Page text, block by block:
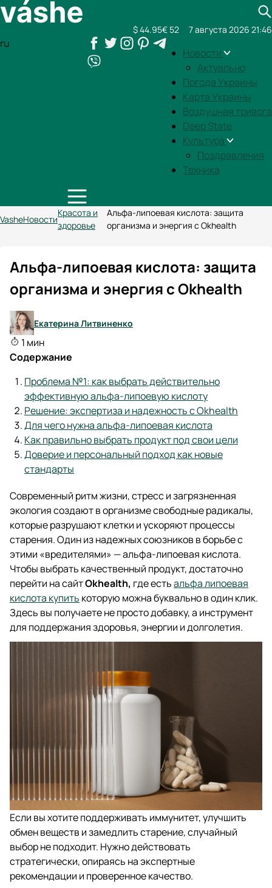
ru
Новости
Актуально
Погода Украины
Карта Украины
Воздушная тривога
Deep State
Культура
Поздравления
Техника
$ 44.95€ 52 7 августа 2026 21:46
VasheНовости
Красота и
здоровье
Альфа-липоевая кислота: защита
организма и энергия с Okhealth
Альфа-липоевая кислота: защита
организма и энергия с Okhealth
Екатерина Литвиненко
1 мин
Содержание
Проблема №1: как выбрать действительно
эффективную альфа-липоевую кислоту
Решение: экспертиза и надежность с Okhealth
Для чего нужна альфа-липоевая кислота
Как правильно выбрать продукт под свои цели
Доверие и персональный подход как новые
стандарты
Современный ритм жизни, стресс и загрязненная
экология создают в организме свободные радикалы,
которые разрушают клетки и ускоряют процессы
старения. Один из надежных союзников в борьбе с
этими «вредителями» — альфа-липоевая кислота.
Чтобы выбрать качественный продукт, достаточно
перейти на сайтOkhealth, где естьальфа липоевая
кислота купить которую можна буквально в один клик.
Здесь вы получаете не просто добавку, а инструмент
для поддержания здоровья, энергии и долголетия.
Если вы хотите поддерживать иммунитет, улучшить
обмен веществ и замедлить старение, случайный
выбор не подходит. Нужно действовать
стратегически, опираясь на экспертные
рекомендации и проверенное качество.